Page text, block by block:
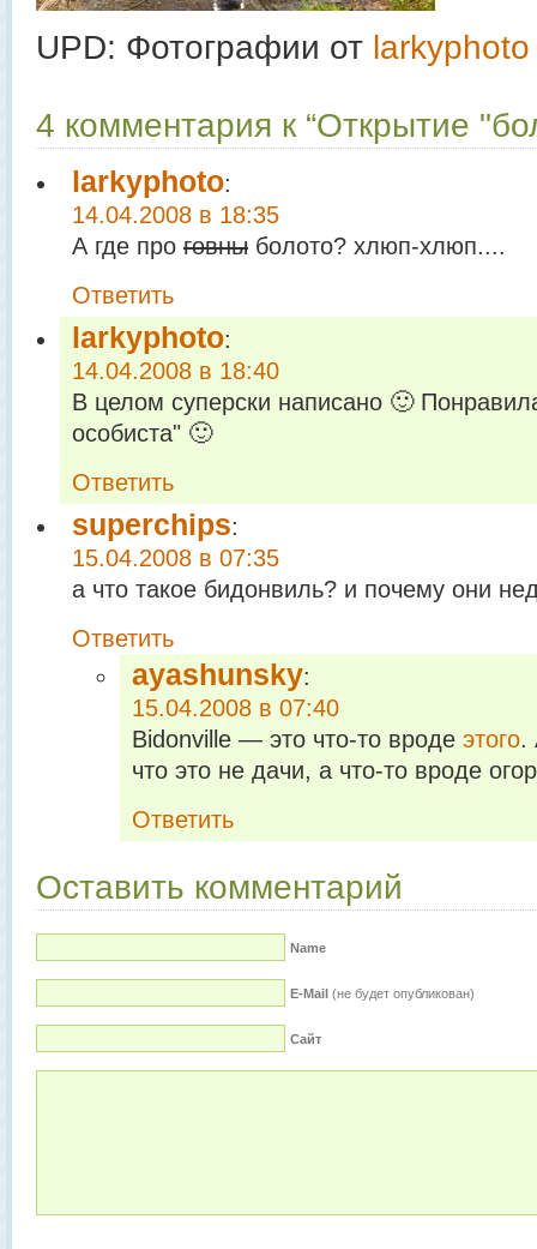
UPD: Фотографии от larkyphoto
4 комментария к “Открытие
larkyphoto:
14.04.2008 в 18:35
А где про говны болото? хлюп-хлюп....
Ответить
larkyphoto:
14.04.2008 в 18:40
В целом суперски написано 🙂
особиста" 🙂
Ответить
superchips:
15.04.2008 в 07:35
а что такое бидонвиль? и почему они
Ответить
ayashunsky:
15.04.2008 в 07:40
Bidonville — это что-то вроде этого.
что это не дачи, а что-то вроде
Ответить
Оставить комментарий
Name
E-Mail (не будет опубликован)
Сайт